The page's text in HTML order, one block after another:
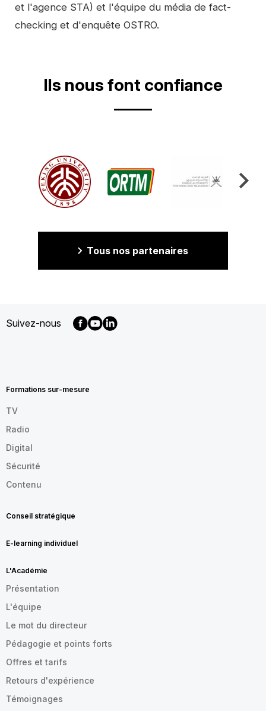
et l'agence STA) et l'équipe du média de fact-
checking et d'enquête OSTRO.
Ils nous font confiance
Tous nos partenaires
Suivez-nous
FR
Formations sur-mesure
TV
Radio
Digital
Sécurité
Contenu
Conseil stratégique
E-learning individuel
L'Académie
Présentation
L'équipe
Le mot du directeur
Pédagogie et points forts
Offres et tarifs
Retours d'expérience
Témoignages